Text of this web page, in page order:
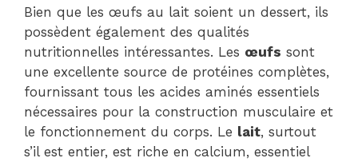
Bien que les œufs au lait soient un dessert, ils
possèdent également des qualités
nutritionnelles intéressantes. Les œufs sont
une excellente source de protéines complètes,
fournissant tous les acides aminés essentiels
nécessaires pour la construction musculaire et
le fonctionnement du corps. Le lait, surtout
s’il est entier, est riche en calcium, essentiel